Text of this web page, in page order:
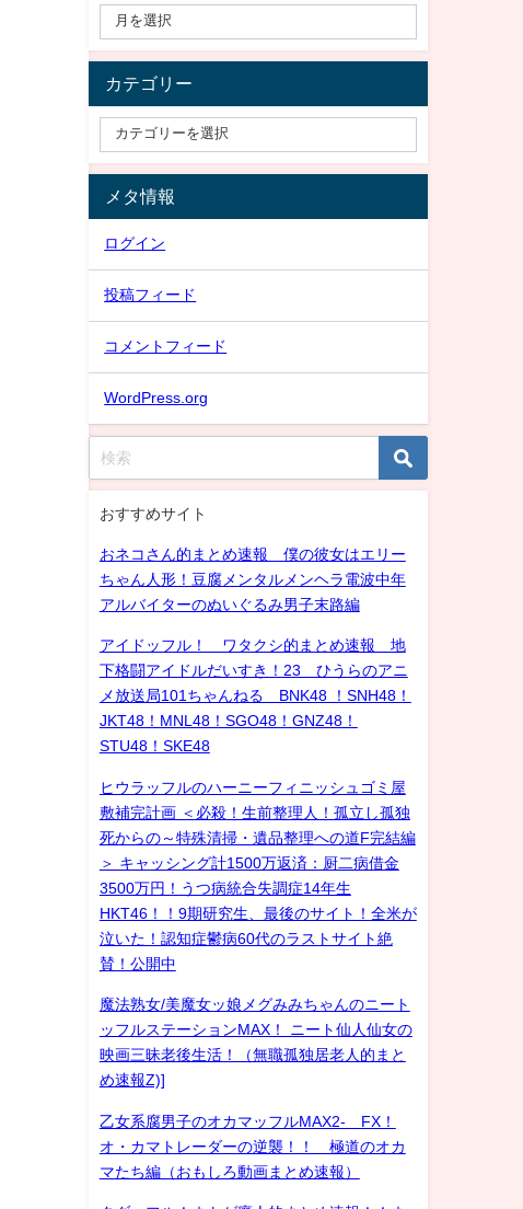
カテゴリー
メタ情報
ログイン
投稿フィード
コメントフィード
WordPress.org
おすすめサイト
おネコさん的まとめ速報 僕の彼女はエリー
ちゃん人形！豆腐メンタルメンヘラ電波中年
アルバイターのぬいぐるみ男子末路編
アイドッフル！ ワタクシ的まとめ速報 地
下格闘アイドルだいすき！23 ひうらのアニ
メ放送局101ちゃんねる BNK48 ！SNH48！
JKT48！MNL48！SGO48！GNZ48！
STU48！SKE48
ヒウラッフルのハーニーフィニッシュゴミ屋
敷補完計画 ＜必殺！生前整理人！孤立し孤独
死からの～特殊清掃・遺品整理への道F完結編
＞ キャッシング計1500万返済：厨二病借金
3500万円！うつ病統合失調症14年生
HKT46！！9期研究生、最後のサイト！全米が
泣いた！認知症鬱病60代のラストサイト絶
賛！公開中
魔法熟女/美魔女ッ娘メグみみちゃんのニート
ッフルステーションMAX！ ニート仙人仙女の
映画三昧老後生活！（無職孤独居老人的まと
め速報Z)]
乙女系腐男子のオカマッフルMAX2- FX！
オ・カマトレーダーの逆襲！！ 極道のオカ
マたち編（おもしろ動画まとめ速報）